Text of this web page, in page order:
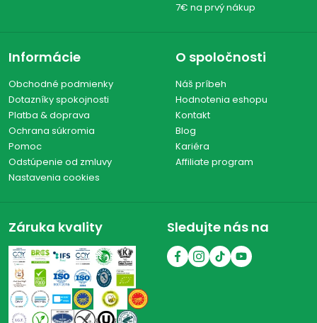
7€ na prvý nákup
Informácie
Obchodné podmienky
Dotazníky spokojnosti
Platba & doprava
Ochrana súkromia
Pomoc
Odstúpenie od zmluvy
Nastavenia cookies
O spoločnosti
Náš príbeh
Hodnotenia eshopu
Kontakt
Blog
Kariéra
Affiliate program
Záruka kvality Sledujte nás na